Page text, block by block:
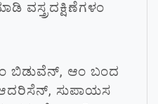
ವಸ್ತ್ರದಕ್ಷಿಣೆಗಳಂ
ಬಿಡುವೆನ್, ಆಂ ಬಂದ
ಸುಪಾಯಸ